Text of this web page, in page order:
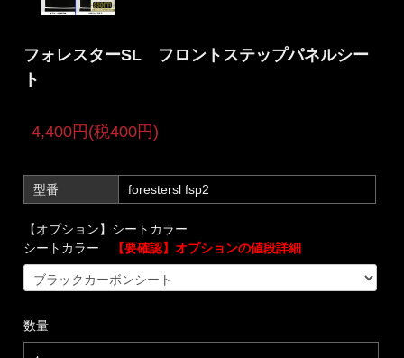
フォレスターSL フロントステップパネルシー
ト
4,400円(税400円)
型番 forestersl fsp2
【オプション】シートカラー
シートカラー
【要確認】オプションの値段詳細
数量